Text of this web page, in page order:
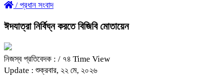
/ প্রধান সংবাদ
ঈদযাত্রা নির্বিঘ্ন করতে বিজিবি মোতায়েন
নিজস্ব প্রতিবেদক : / ৭৪ Time View
Update : শুক্রবার, ২২ মে, ২০২৬